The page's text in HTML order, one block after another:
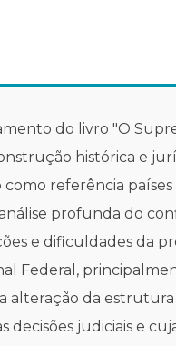
do livro "O
histórica e
referência
profunda do
e dificuldades da
Federal,
alteração da
decisões judiciais e